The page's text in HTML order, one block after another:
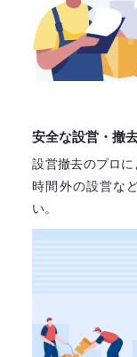
安全な設営・撤
設営撤去のプロ
時間外の設営な
い。